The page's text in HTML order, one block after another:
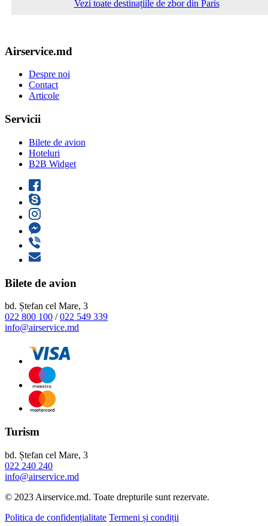
Vezi toate destinațiile de zbor din Paris
Airservice.md
Despre noi
Contact
Articole
Servicii
Bilete de avion
Hoteluri
B2B Widget
Bilete de avion
bd. Ștefan cel Mare, 3
022 800 100 /022 549 339
info@airservice.md
Turism
bd. Ștefan cel Mare, 3
022 240 240
info@airservice.md
© 2023 Airservice.md. Toate drepturile sunt rezervate.
Politica de confidențialitate Termeni și condiții